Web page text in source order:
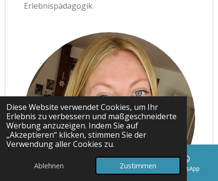
Diese Website verwendet Cookies, um Ihr
Erlebnis zu verbessern und maßgeschneiderte
Werbung anzuzeigen. Indem Sie auf
„Akzeptieren“ klicken, stimmen Sie der
Verwendung aller Cookies zu.
Ablehnen Zustimmen
Erlebnispädagogik
E-Mail Karte WhatsApp